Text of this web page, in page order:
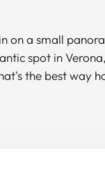
on a small
spot in
the best way